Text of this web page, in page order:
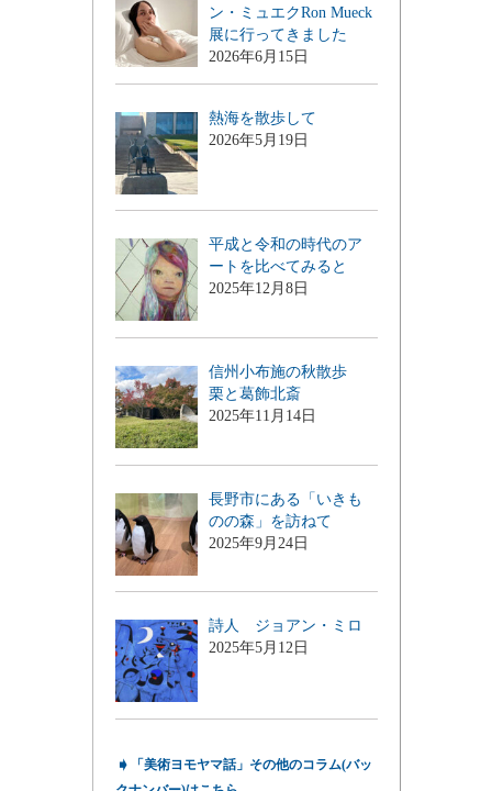
ン・ミュエクRon Mueck
展に行ってきました
2026年6月15日
熱海を散歩して
2026年5月19日
平成と令和の時代のア
ートを比べてみると
2025年12月8日
信州小布施の秋散歩
栗と葛飾北斎
2025年11月14日
長野市にある「いきも
のの森」を訪ねて
2025年9月24日
詩人 ジョアン・ミロ
2025年5月12日
➧
「美術ヨモヤマ話」その他のコラム(バッ